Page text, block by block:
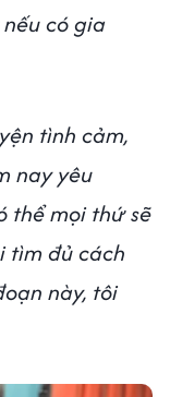
có gia
tình cảm,
nay yêu
thể mọi thứ sẽ
tìm đủ cách
này, tôi